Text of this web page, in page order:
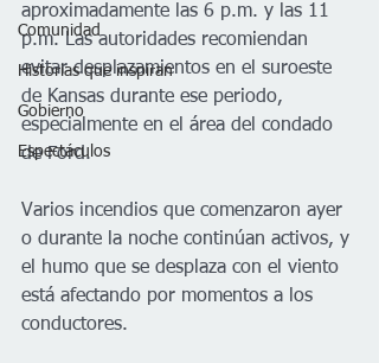
Comunidad
Historias que inspiran
Gobierno
Espectáculos
aproximadamente las 6 p.m. y las 11
p.m. Las autoridades recomiendan
evitar desplazamientos en el suroeste
de Kansas durante ese periodo,
especialmente en el área del condado
de Ford.
Varios incendios que comenzaron ayer
o durante la noche continúan activos, y
el humo que se desplaza con el viento
está afectando por momentos a los
conductores.